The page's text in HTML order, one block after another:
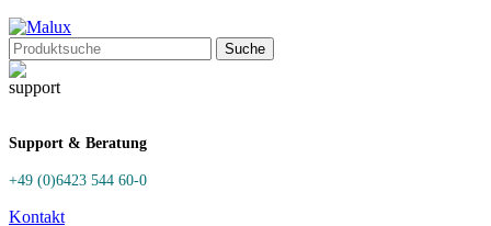
Suche
Support & Beratung
+49 (0)6423 544 60-0
Kontakt